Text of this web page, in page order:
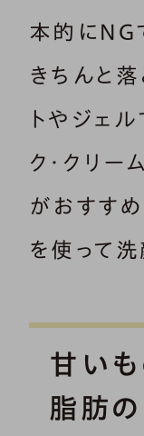
本的にNG
きちんと落
トやジェル
ク・クリー
がおすすめ
を使って洗
甘いも
脂肪